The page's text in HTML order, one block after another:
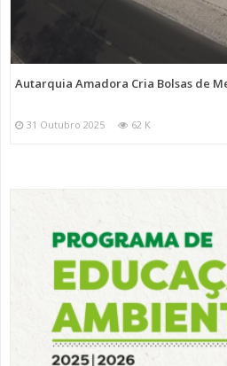
Autarquia Amadora Cria Bolsas de
31 Outubro 2025 62 K